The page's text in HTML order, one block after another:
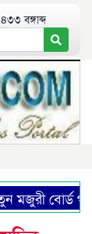
বঙ্গাব্দ
বোর্ড